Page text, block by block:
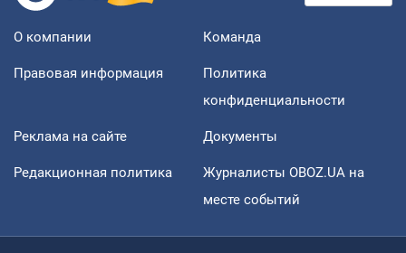
О компании Команда
Правовая информация
Политика
конфиденциальности
Реклама на сайте Документы
Редакционная политика
Журналисты OBOZ.UA на
месте событий